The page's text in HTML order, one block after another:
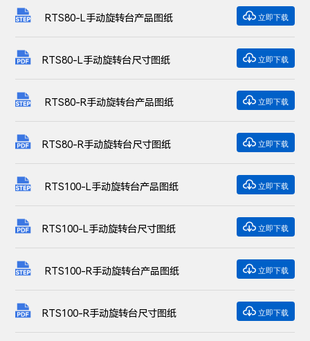
RTS80-L手动旋转台产品图纸  立即下载
RTS80-L手动旋转台尺寸图纸  立即下载
RTS80-R手动旋转台产品图纸  立即下载
RTS80-R手动旋转台尺寸图纸  立即下载
RTS100-L手动旋转台产品图纸  立即下载
RTS100-L手动旋转台尺寸图纸  立即下载
RTS100-R手动旋转台产品图纸  立即下载
RTS100-R手动旋转台尺寸图纸  立即下载